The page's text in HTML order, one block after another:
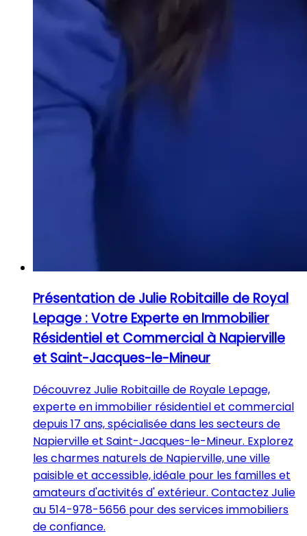
Présentation de Julie Robitaille de Royal
Lepage : Votre Experte en Immobilier
Résidentiel et Commercial à Napierville
et Saint-Jacques-le-Mineur
Découvrez Julie Robitaille de Royale Lepage,
experte en immobilier résidentiel et commercial
depuis 17 ans, spécialisée dans les secteurs de
Napierville et Saint-Jacques-le-Mineur. Explorez
les charmes naturels de Napierville, une ville
paisible et accessible, idéale pour les familles et
amateurs d'activités d' extérieur. Contactez Julie
au 514-978-5656 pour des services immobiliers
de confiance.